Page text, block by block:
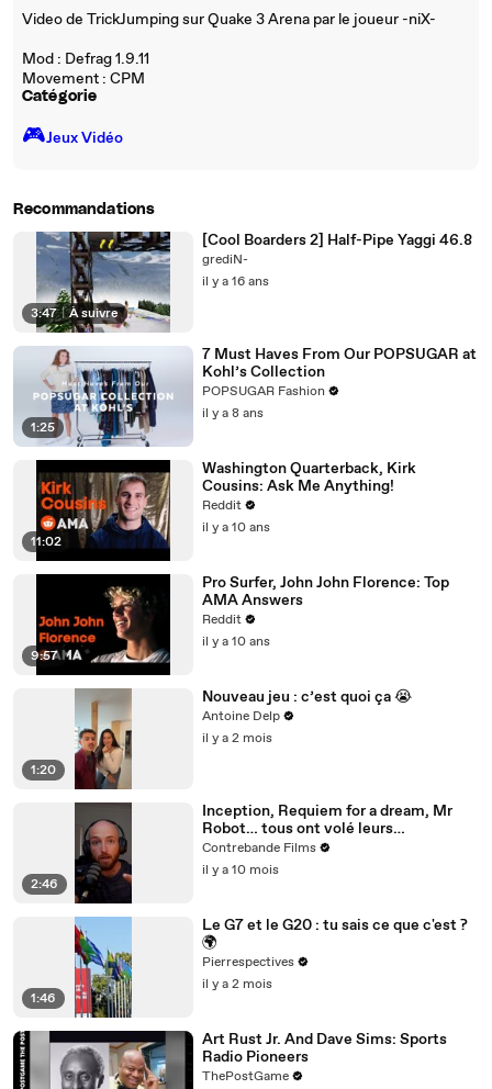
Video de TrickJumping sur Quake 3 Arena par le joueur -niX-
Mod : Defrag 1.9.11
Movement : CPM
Catégorie
🎮️Jeux Vidéo
Recommandations
3:47 | À suivre
[Cool Boarders 2] Half-Pipe Yaggi 46.8
grediN-
il y a 16 ans
1:25
7 Must Haves From Our POPSUGAR at
Kohl’s Collection
POPSUGAR Fashion
il y a 8 ans
11:02
Washington Quarterback, Kirk
Cousins: Ask Me Anything!
Reddit
il y a 10 ans
9:57
Pro Surfer, John John Florence: Top
AMA Answers
Reddit
il y a 10 ans
1:20
Nouveau jeu : c’est quoi ça 😭
Antoine Delp
il y a 2 mois
2:46
Inception, Requiem for a dream, Mr
Robot… tous ont volé leurs
inspirations à un homme visionnaire.
Contrebande Films
il y a 10 mois
1:46
Le G7 et le G20 : tu sais ce que c'est ?
🌍
Pierrespectives
il y a 2 mois
Art Rust Jr. And Dave Sims: Sports
Radio Pioneers
ThePostGame